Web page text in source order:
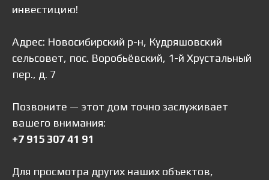
инвестицию!
Адрес: Новосибирский р-н, Кудряшовский
сельсовет, пос. Воробьёвский, 1-й Хрустальный
пер., д. 7
Позвоните — этот дом точно заслуживает
вашего внимания:
+7 915 307 41 91
Для просмотра других наших объектов,